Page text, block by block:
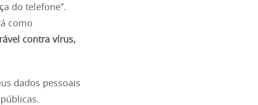
do telefone”.
como
contra vírus,
dados pessoais